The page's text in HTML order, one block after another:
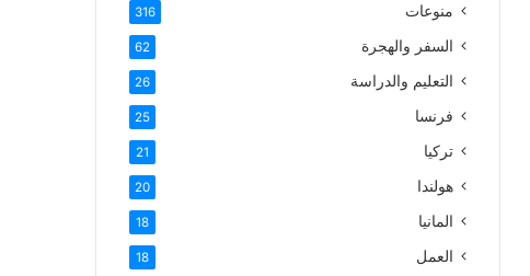
منوعات 316
السفر والهجرة 62
التعليم والدراسة 26
فرنسا 25
تركيا 21
هولندا 20
المانيا 18
العمل 18